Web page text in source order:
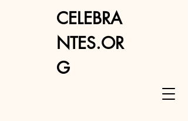
CELEBRA
NTES.OR
G